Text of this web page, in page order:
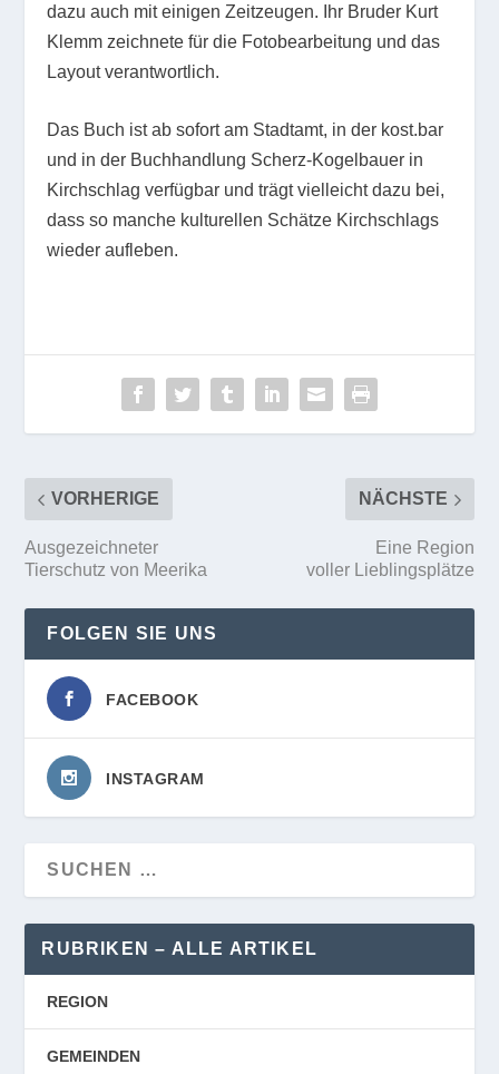
dazu auch mit einigen Zeitzeugen. Ihr Bruder Kurt
Klemm zeichnete für die Fotobearbeitung und das
Layout verantwortlich.
Das Buch ist ab sofort am Stadtamt, in der kost.bar
und in der Buchhandlung Scherz-Kogelbauer in
Kirchschlag verfügbar und trägt vielleicht dazu bei,
dass so manche kulturellen Schätze Kirchschlags
wieder aufleben.
VORHERIGE
Ausgezeichneter
Tierschutz von Meerika
NÄCHSTE
Eine Region
voller Lieblingsplätze
FOLGEN SIE UNS
FACEBOOK
INSTAGRAM
RUBRIKEN – ALLE ARTIKEL
REGION
GEMEINDEN